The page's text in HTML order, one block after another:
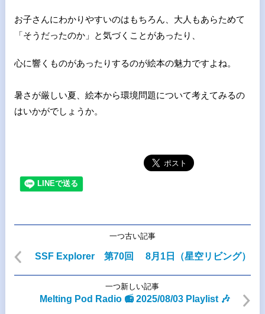
お子さんにわかりやすいのはもちろん、大人もあらためて
「そうだったのか」と気づくことがあったり、
心に響くものがあったりするのが絵本の魅力ですよね。
暑さが厳しい夏、絵本から環境問題について考えてみるの
はいかがでしょうか。
一つ古い記事
SSF Explorer 第70回 8月1日（星空リビング）
一つ新しい記事
Melting Pod Radio 📻 2025/08/03 Playlist 🎶